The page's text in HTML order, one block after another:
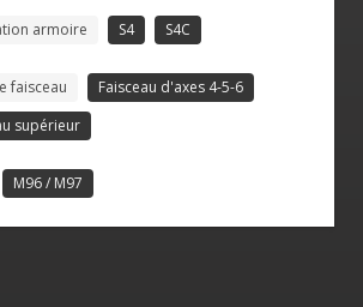
armoire S4 S4C
faisceau
Faisceau d'axes 4-5-6
supérieur
M96 / M97